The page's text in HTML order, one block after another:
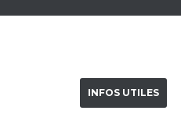
INFOS UTILES